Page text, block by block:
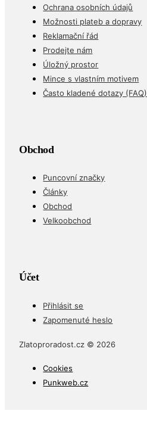
Ochrana osobních údajů
Možnosti plateb a dopravy
Reklamační řád
Prodejte nám
Úložný prostor
Mince s vlastním motivem
Často kladené dotazy (FAQ)
Obchod
Puncovní značky
Články
Obchod
Velkoobchod
Účet
Přihlásit se
Zapomenuté heslo
Zlatoproradost.cz © 2026
Cookies
Punkweb.cz